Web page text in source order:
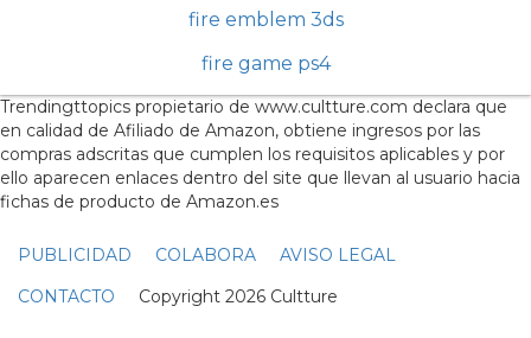
fire emblem 3ds
fire game ps4
Trendingttopics propietario de www.cultture.com declara que
en calidad de Afiliado de Amazon, obtiene ingresos por las
compras adscritas que cumplen los requisitos aplicables y por
ello aparecen enlaces dentro del site que llevan al usuario hacia
fichas de producto de Amazon.es
PUBLICIDAD COLABORA
AVISO LEGAL
CONTACTO Copyright 2026 Cultture